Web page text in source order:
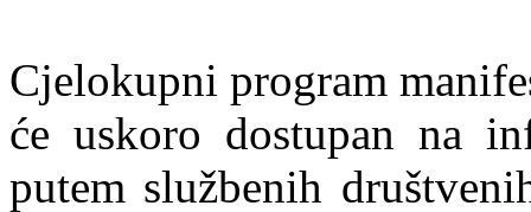
Cjelokupni program
će uskoro dostupan na
putem službenih